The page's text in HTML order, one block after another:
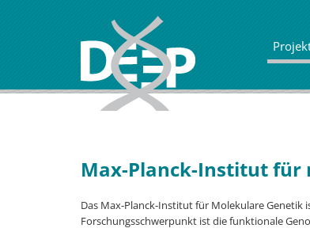
Max-Planck-Institut für
Das Max-Planck-Institut für Molekulare
Forschungsschwerpunkt ist die funktionale